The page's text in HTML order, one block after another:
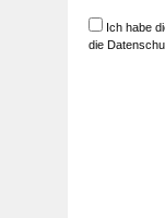
Ich habe
die